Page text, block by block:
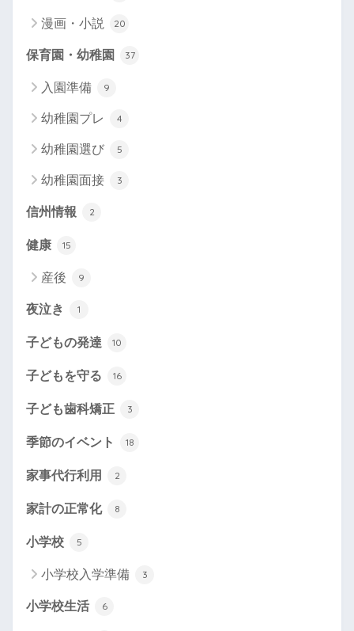
漫画・小説 20
保育園・幼稚園 37
入園準備 9
幼稚園プレ 4
幼稚園選び 5
幼稚園面接 3
信州情報 2
健康 15
産後 9
夜泣き 1
子どもの発達 10
子どもを守る 16
子ども歯科矯正 3
季節のイベント 18
家事代行利用 2
家計の正常化 8
小学校 5
小学校入学準備 3
小学校生活 6